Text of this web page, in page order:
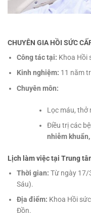
CHUYÊN GIA HỒI SỨC
Công tác tại: Khoa Hồi
Kinh nghiệm: 11 năm
Chuyên môn:
Lọc máu, thở
Điều trị các
nhiễm
Lịch làm việc tại Trung
Thời gian: Từ ngày
Sáu).
Địa điểm: Khoa Hồi
Đồn.